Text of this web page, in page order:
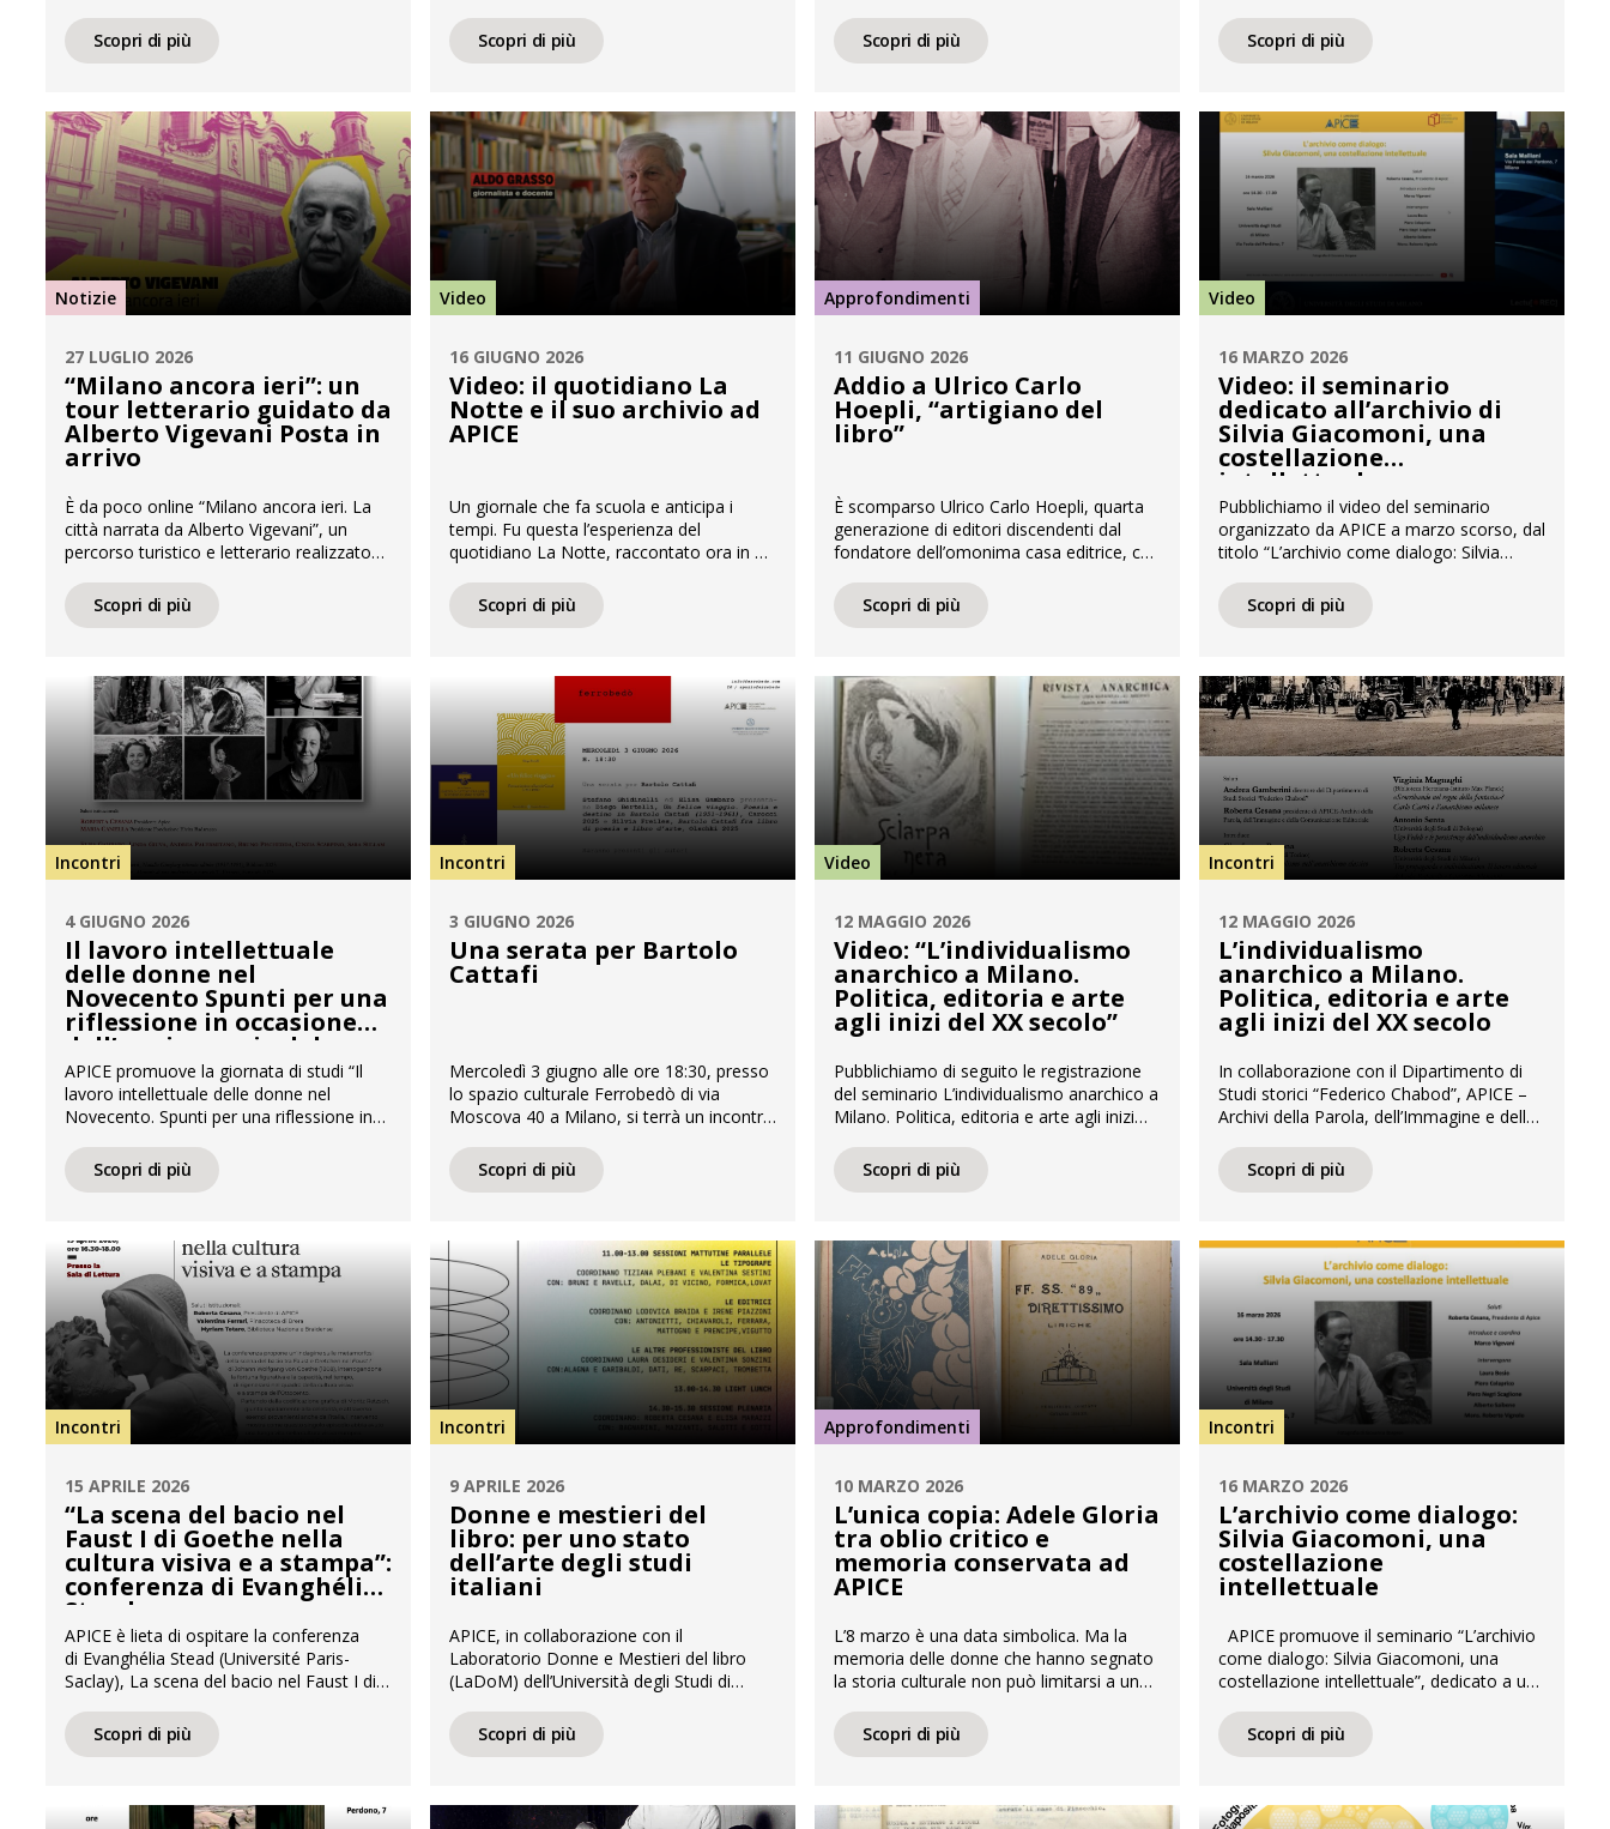
trasformarsi in autori di contenuti — è
necessario calarsi nel cuore del
dall’editore Pietro Marengo e custodita da
APICE, rappresenta […]
Scopri di più
osservatori moderni per comprendere
l’evoluzione del modo di viaggiare e la
la celebre Baedeker, tascabile e
indirizzata a viaggiatori dell’aristocrazia e
dell’alta borghesia, […]
Scopri di più
efficace. La carta spessa, le incisioni fitte
di dettagli, l’alternanza di testo e
documentario e spettacolare. Fondata da
Édouard Charton nel […]
Scopri di più
consultazione diretta della celebre rivista,
edita da Hachette e diretta da Édouard
spagnolo. Custodito nel Fondo Marengo
Scopri di più
Notizie
27 LUGLIO 2026
“Milano ancora ieri”: un
tour letterario guidato da
Alberto Vigevani Posta in
arrivo
È da poco online “Milano ancora ieri. La
città narrata da Alberto Vigevani”, un
percorso turistico e letterario realizzato
del Comune di Milano che porta alla
scoperta della città sotto la guida di un
ieri. Luoghi, persone, ricordi di una città
che è diventata […]
Scopri di più
Video
16 GIUGNO 2026
Video: il quotidiano La
Notte e il suo archivio ad
APICE
Un giornale che fa scuola e anticipa i
tempi. Fu questa l’esperienza del
quotidiano La Notte, raccontato ora in un
YouTube di APICE e dell’Università Statale
di Milano, e in calce a questa pagina. A
Feltri, Natalia Aspesi, Piero […]
Scopri di più
Approfondimenti
11 GIUGNO 2026
Addio a Ulrico Carlo
Hoepli, “artigiano del
libro”
È scomparso Ulrico Carlo Hoepli, quarta
generazione di editori discendenti dal
fondatore dell’omonima casa editrice, che
1870. Oltre a esserne stato a lungo
presidente, Ulrico Carlo Hoepli è stato
(Roma) –, consigliere, tesoriere e
proboviro […]
Scopri di più
Video
16 MARZO 2026
Video: il seminario
dedicato all’archivio di
Silvia Giacomoni, una
costellazione
intellettuale
Pubblichiamo il video del seminario
organizzato da APICE a marzo scorso, dal
titolo “L’archivio come dialogo: Silvia
intellettuale”, dedicato a una figura che ha
attraversato ambiti e linguaggi diversi
definisce con precisione la prospettiva
proposta, dove l’archivio non è concepito
[…]
Scopri di più
Incontri
4 GIUGNO 2026
Il lavoro intellettuale
delle donne nel
Novecento Spunti per una
riflessione in occasione
dell’anniversario del
primo voto femminile
APICE promuove la giornata di studi “Il
lavoro intellettuale delle donne nel
Novecento. Spunti per una riflessione in
femminile”, in programma giovedì 4
giugno 2026, dalle ore 14.30 alle 18.30,
all’ottantesimo anniversario del suffragio
femminile in […]
Scopri di più
Incontri
3 GIUGNO 2026
Una serata per Bartolo
Cattafi
Mercoledì 3 giugno alle ore 18:30, presso
lo spazio culturale Ferrobedò di via
Moscova 40 a Milano, si terrà un incontro
della seconda metà del Novecento
italiano, Cattafi appunto, di cui APICE
Un felice viaggio. Poesia destino in […]
Scopri di più
Video
12 MAGGIO 2026
Video: “L’individualismo
anarchico a Milano.
Politica, editoria e arte
agli inizi del XX secolo”
Pubblichiamo di seguito le registrazione
del seminario L’individualismo anarchico a
Milano. Politica, editoria e arte agli inizi
collaborazione con il Dipartimento di
Studi storici “Federico Chabod” nella
PARTE
Scopri di più
Incontri
12 MAGGIO 2026
L’individualismo
anarchico a Milano.
Politica, editoria e arte
agli inizi del XX secolo
In collaborazione con il Dipartimento di
Studi storici “Federico Chabod”, APICE –
Archivi della Parola, dell’Immagine e della
seminario L’individualismo anarchico a
Milano. Politica, editoria e arte agli inizi
Aula 113 (via Festa del Perdono […]
Scopri di più
Incontri
15 APRILE 2026
“La scena del bacio nel
Faust I di Goethe nella
cultura visiva e a stampa”:
conferenza di Evanghélia
Stead
APICE è lieta di ospitare la conferenza
di Evanghélia Stead (Université Paris-
Saclay), La scena del bacio nel Faust I di
che si terrà mercoledì 15 aprile 2026, ore
16.30–18.00, presso la Sala di Lettura
collaborazione con la Biblioteca
Scopri di più
Incontri
9 APRILE 2026
Donne e mestieri del
libro: per uno stato
dell’arte degli studi
italiani
APICE, in collaborazione con il
Laboratorio Donne e Mestieri del libro
(LaDoM) dell’Università degli Studi di
‘Donne e mestieri del libro: per uno stato
dell’arte degli studi italiani’, che si terrà
San Gallo 10, Firenze). […]
Scopri di più
Approfondimenti
10 MARZO 2026
L’unica copia: Adele Gloria
tra oblio critico e
memoria conservata ad
APICE
L’8 marzo è una data simbolica. Ma la
memoria delle donne che hanno segnato
la storia culturale non può limitarsi a un
(1910–1985), protagonista del Futurismo
siciliano, autrice nel 1934 di FF. SS. “89”
biblioteche italiane, ne è conservato […]
Scopri di più
Incontri
16 MARZO 2026
L’archivio come dialogo:
Silvia Giacomoni, una
costellazione
intellettuale
APICE promuove il seminario “L’archivio
come dialogo: Silvia Giacomoni, una
costellazione intellettuale”, dedicato a una
linguaggi diversi senza mai lasciarsi
ricondurre a una definizione univoca. Il
l’archivio non è concepito come un
Scopri di più